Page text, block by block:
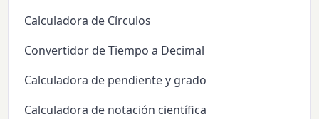
Calculadora de Círculos
Convertidor de Tiempo a Decimal
Calculadora de pendiente y grado
Calculadora de notación científica